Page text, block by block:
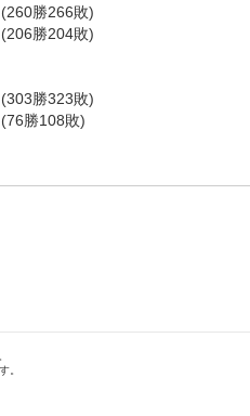
266敗)
204敗)
323敗)
108敗)
。